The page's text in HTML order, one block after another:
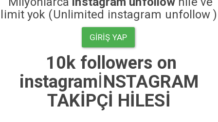
limit yok (Unlimited instagram unfollow )
GIRIŞ YAP
10k followers on
instagramİNSTAGRAM
TAKİPÇİ HİLESİ